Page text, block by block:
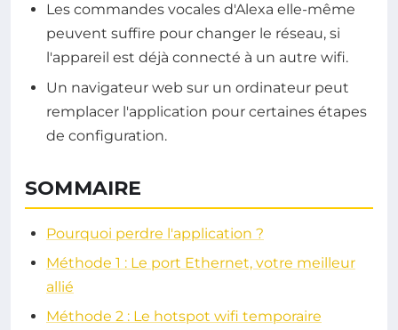
Les commandes vocales d'Alexa elle-même
peuvent suffire pour changer le réseau, si
l'appareil est déjà connecté à un autre wifi.
Un navigateur web sur un ordinateur peut
remplacer l'application pour certaines étapes
de configuration.
SOMMAIRE
Pourquoi perdre l'application ?
Méthode 1 : Le port Ethernet, votre meilleur
allié
Méthode 2 : Le hotspot wifi temporaire